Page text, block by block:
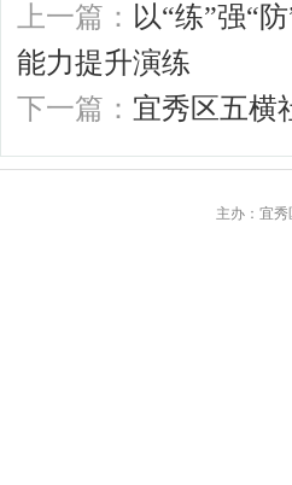
上一篇： 以“练”强“
能力提升演练
下一篇： 宜秀区五横
主办：宜